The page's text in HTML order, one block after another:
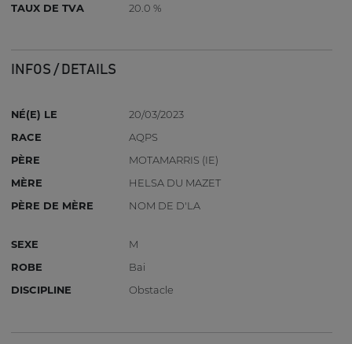
TAUX DE TVA 20.0 %
INFOS / DETAILS
NÉ(E) LE
20/03/2023
RACE
AQPS
PÈRE
MOTAMARRIS (IE)
MÈRE
HELSA DU MAZET
PÈRE DE MÈRE
NOM DE D'LA
SEXE
M
ROBE
Bai
DISCIPLINE
Obstacle